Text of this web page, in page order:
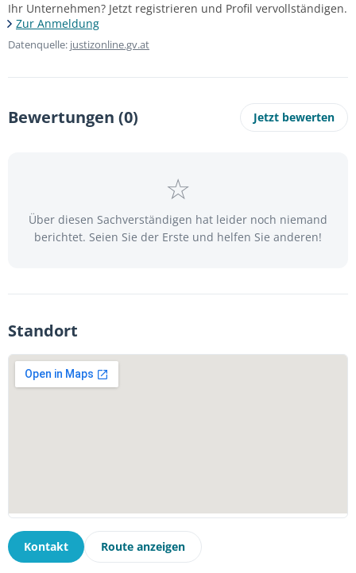
Ihr Unternehmen? Jetzt registrieren und Profil vervollständigen.
Zur Anmeldung
Datenquelle: justizonline.gv.at
Bewertungen (0) Jetzt bewerten
Über diesen Sachverständigen hat leider noch niemand
berichtet. Seien Sie der Erste und helfen Sie anderen!
Standort
Kontakt Route anzeigen